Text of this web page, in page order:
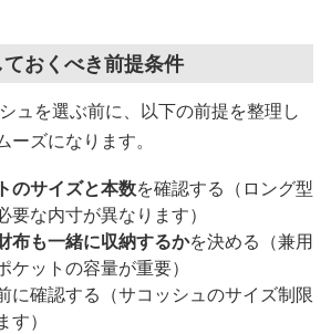
おくべき前提条件
ュを選ぶ前に、以下の前提を整理し
ズになります。
のサイズと本数を確認する（ロング型
な内寸が異なります）
布も一緒に収納するかを決める（兼用
ットの容量が重要）
に確認する（サコッシュのサイズ制限
）